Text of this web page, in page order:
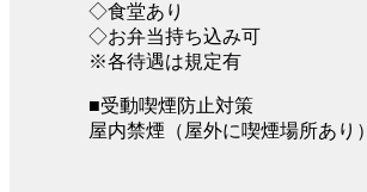
◇食堂あり
◇お弁当持ち込み可
※各待遇は規定有
■受動喫煙防止対策
屋内禁煙（屋外に喫煙場所あり）